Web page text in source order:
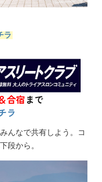
ラ
合宿まで
ラ
んなで共有しよう。コ
段から。